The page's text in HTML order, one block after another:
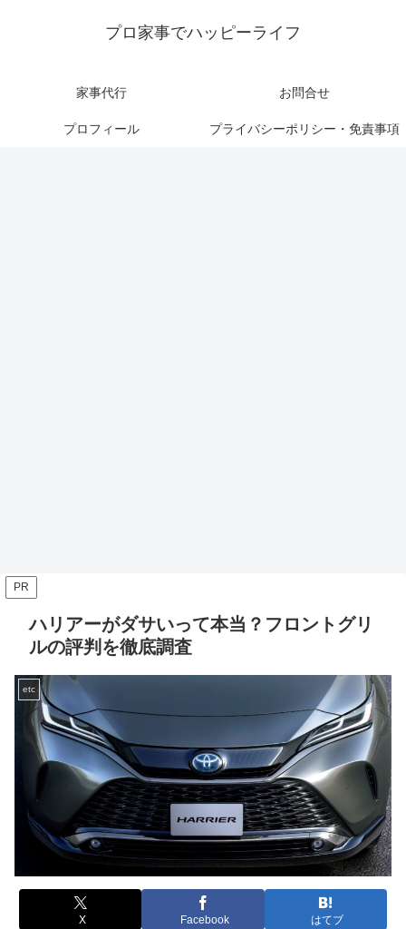
プロ家事でハッピーライフ
家事代行 お問合せ
プロフィール プライバシーポリシー・免責事項
PR
ハリアーがダサいって本当？フロントグリ
ルの評判を徹底調査
etc
X Facebook はてブ